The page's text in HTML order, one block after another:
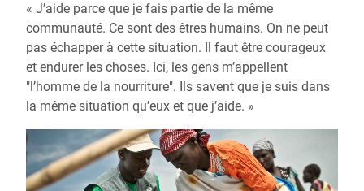
« J’aide parce que je fais partie de la même
communauté. Ce sont des êtres humains. On ne peut
pas échapper à cette situation. Il faut être courageux
et endurer les choses. Ici, les gens m’appellent
"l’homme de la nourriture". Ils savent que je suis dans
la même situation qu’eux et que j’aide. »